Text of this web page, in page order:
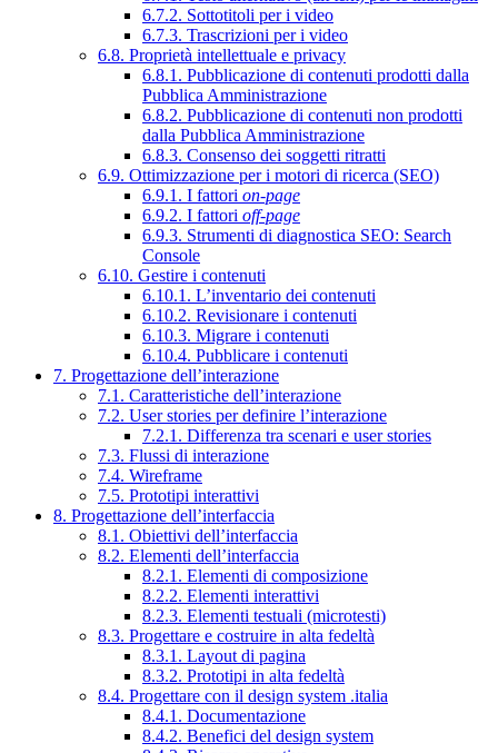
6.7.2. Sottotitoli per i video
6.7.3. Trascrizioni per i video
6.8. Proprietà intellettuale e privacy
6.8.1. Pubblicazione di contenuti prodotti dalla
Pubblica Amministrazione
6.8.2. Pubblicazione di contenuti non prodotti
dalla Pubblica Amministrazione
6.8.3. Consenso dei soggetti ritratti
6.9. Ottimizzazione per i motori di ricerca (SEO)
6.9.1. I fattori on-page
6.9.2. I fattori off-page
6.9.3. Strumenti di diagnostica SEO: Search
Console
6.10. Gestire i contenuti
6.10.1. L’inventario dei contenuti
6.10.2. Revisionare i contenuti
6.10.3. Migrare i contenuti
6.10.4. Pubblicare i contenuti
7. Progettazione dell’interazione
7.1. Caratteristiche dell’interazione
7.2. User stories per definire l’interazione
7.2.1. Differenza tra scenari e user stories
7.3. Flussi di interazione
7.4. Wireframe
7.5. Prototipi interattivi
8. Progettazione dell’interfaccia
8.1. Obiettivi dell’interfaccia
8.2. Elementi dell’interfaccia
8.2.1. Elementi di composizione
8.2.2. Elementi interattivi
8.2.3. Elementi testuali (microtesti)
8.3. Progettare e costruire in alta fedeltà
8.3.1. Layout di pagina
8.3.2. Prototipi in alta fedeltà
8.4. Progettare con il design system .italia
8.4.1. Documentazione
8.4.2. Benefici del design system